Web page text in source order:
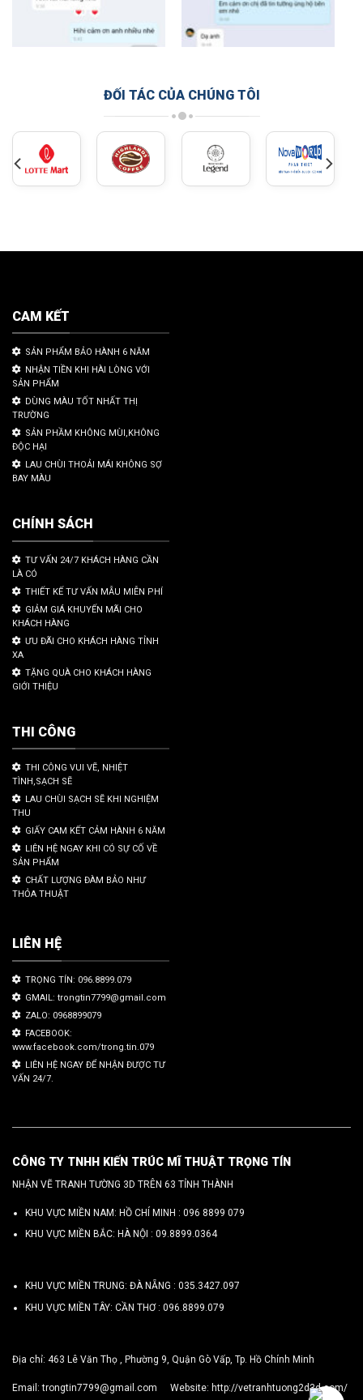
ĐỐI TÁC CỦA CHÚNG TÔI
CAM KẾT
SẢN PHẨM BẢO HÀNH 6 NĂM
NHẬN TIỀN KHI HÀI LÒNG VỚI
SẢN PHẨM
DÙNG MÀU TỐT NHẤT THỊ
TRƯỜNG
SẢN PHẦM KHÔNG MÙI,KHÔNG
ĐỘC HẠI
LAU CHÙI THOẢI MÁI KHÔNG SỢ
BAY MÀU
CHÍNH SÁCH
TƯ VẤN 24/7 KHÁCH HÀNG CẦN
LÀ CÓ
THIẾT KẾ TƯ VẤN MẪU MIỄN PHÍ
GIẢM GIÁ KHUYẾN MÃI CHO
KHÁCH HÀNG
ƯU ĐÃI CHO KHÁCH HÀNG TỈNH
XA
TẶNG QUÀ CHO KHÁCH HÀNG
GIỚI THIỆU
THI CÔNG
THI CÔNG VUI VẼ, NHIỆT
TÌNH,SẠCH SẼ
LAU CHÙI SẠCH SẼ KHI NGHIỆM
THU
GIẤY CAM KẾT CẢM HÀNH 6 NĂM
LIÊN HỆ NGAY KHI CÓ SỰ CỐ VỀ
SẢN PHẨM
CHẤT LƯỢNG ĐÀM BẢO NHƯ
THỎA THUẬT
LIÊN HỆ
TRỌNG TÍN: 096.8899.079
GMAIL: trongtin7799@gmail.com
ZALO: 0968899079
FACEBOOK:
www.facebook.com/trong.tin.079
LIÊN HỆ NGAY ĐỂ NHẬN ĐƯỢC TƯ
VẤN 24/7.
CÔNG TY TNHH KIẾN TRÚC MĨ THUẬT TRỌNG TÍN
NHẬN VẼ TRANH TƯỜNG 3D TRÊN 63 TỈNH THÀNH
KHU VỰC MIỀN NAM: HỒ CHÍ MINH : 096 8899 079
KHU VỰC MIỀN BẮC: HÀ NỘI : 09.8899.0364
KHU VỰC MIỀN TRUNG: ĐÀ NẴNG : 035.3427.097
KHU VỰC MIỀN TÂY: CẦN THƠ : 096.8899.079
Địa chỉ: 463 Lê Văn Thọ , Phường 9, Quận Gò Vấp, Tp. Hồ Chính Minh
Email:trongtin7799@gmail.com Website: http://vetranhtuong2d3d.com/